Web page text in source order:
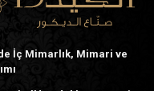
İç Mimarlık, Mimari ve